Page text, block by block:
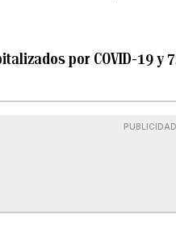
por COVID-19 y
PUBLICIDAD